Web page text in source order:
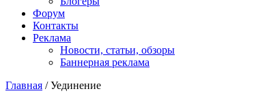
Форум
Контакты
Реклама
Новости, статьи, обзоры
Баннерная реклама
Главная / Уединение